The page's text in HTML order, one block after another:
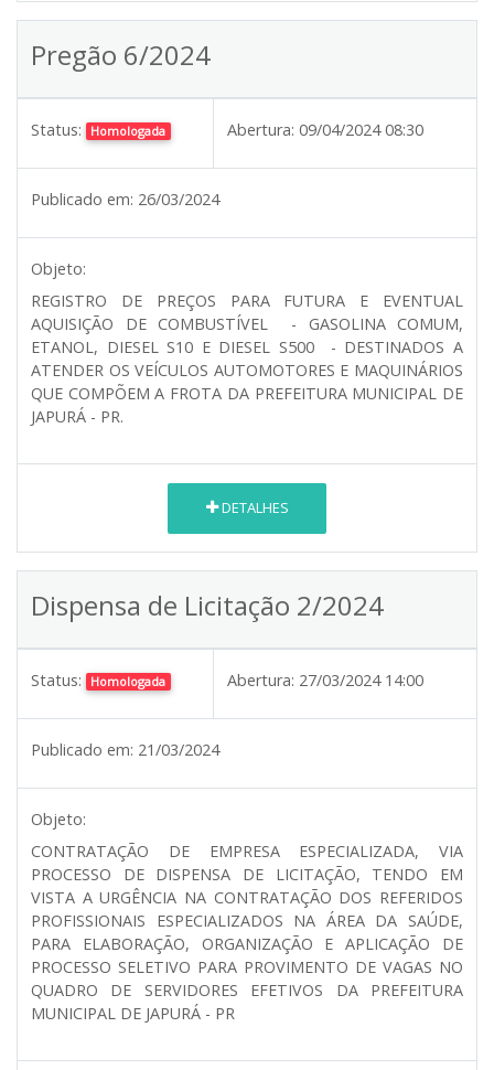
Pregão 6/2024
Status: Homologada Abertura: 09/04/2024 08:30
Publicado em: 26/03/2024
Objeto:
REGISTRO DE PREÇOS PARA FUTURA E EVENTUAL
AQUISIÇÃO DE COMBUSTÍVEL - GASOLINA COMUM,
ETANOL, DIESEL S10 E DIESEL S500 - DESTINADOS A
ATENDER OS VEÍCULOS AUTOMOTORES E MAQUINÁRIOS
QUE COMPÕEM A FROTA DA PREFEITURA MUNICIPAL DE
JAPURÁ - PR.
DETALHES
Dispensa de Licitação 2/2024
Status: Homologada Abertura: 27/03/2024 14:00
Publicado em: 21/03/2024
Objeto:
CONTRATAÇÃO DE EMPRESA ESPECIALIZADA, VIA
PROCESSO DE DISPENSA DE LICITAÇÃO, TENDO EM
VISTA A URGÊNCIA NA CONTRATAÇÃO DOS REFERIDOS
PROFISSIONAIS ESPECIALIZADOS NA ÁREA DA SAÚDE,
PARA ELABORAÇÃO, ORGANIZAÇÃO E APLICAÇÃO DE
PROCESSO SELETIVO PARA PROVIMENTO DE VAGAS NO
QUADRO DE SERVIDORES EFETIVOS DA PREFEITURA
MUNICIPAL DE JAPURÁ - PR